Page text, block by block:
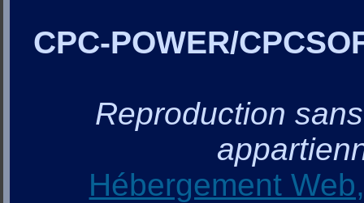
CPC-POWER/
Reproduction
Hébergement